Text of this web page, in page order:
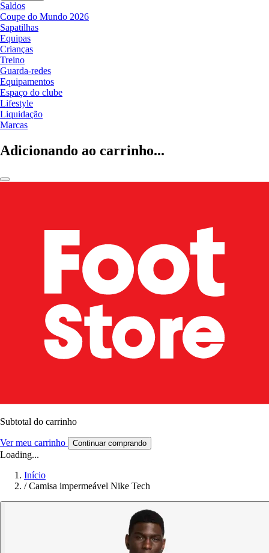
Saldos
Coupe do Mundo 2026
Sapatilhas
Equipas
Crianças
Treino
Guarda-redes
Equipamentos
Espaço do clube
Lifestyle
Liquidação
Marcas
Adicionando ao carrinho...
Subtotal do carrinho
Ver meu carrinho Continuar comprando
Loading...
Início
/ Camisa impermeável Nike Tech